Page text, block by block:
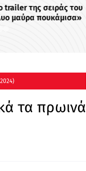
της σειράς του
μαύρα πουκάμισα»
τα πρωινά